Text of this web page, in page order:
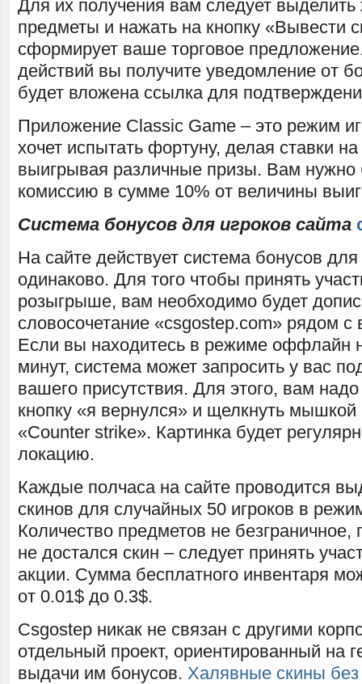
Для их получения вам следует
предметы и нажать на кнопку «Вывести
сформирует ваше торговое
действий вы получите уведомление от
будет вложена ссылка для
Приложение Classic Game – это режим
хочет испытать фортуну, делая ставки
выигрывая различные призы. Вам нужно
комиссию в сумме 10% от величины
Система бонусов для игроков сайта
На сайте действует система бонусов для
одинаково. Для того чтобы принять
розыгрыше, вам необходимо будет
словосочетание «csgostep.com» рядом
Если вы находитесь в режиме оффлайн
минут, система может запросить у вас
вашего присутствия. Для этого, вам
кнопку «я вернулся» и щелкнуть мышкой
«Counter strike». Картинка будет
локацию.
Каждые полчаса на сайте проводится
скинов для случайных 50 игроков в
Количество предметов не безграничное,
не достался скин – следует принять
акции. Сумма бесплатного инвентаря
от 0.01$ до 0.3$.
Csgostep никак не связан с другими
отдельный проект, ориентированный на
выдачи им бонусов. Халявные скины без